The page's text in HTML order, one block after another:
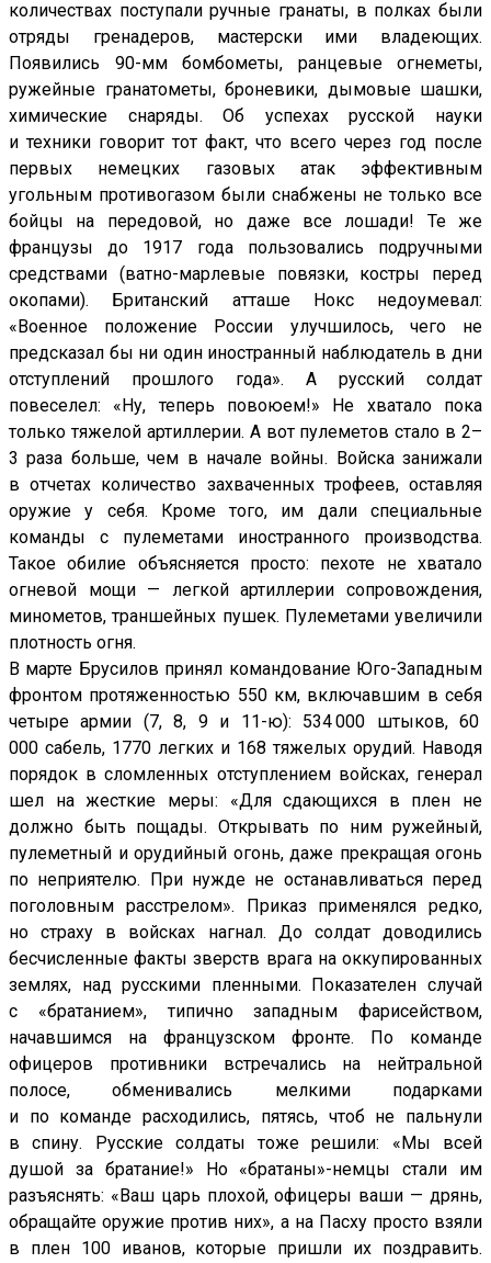
количествах поступали ручные гранаты, в полках были
отряды гренадеров, мастерски ими владеющих.
Появились 90-мм бомбометы, ранцевые огнеметы,
ружейные гранатометы, броневики, дымовые шашки,
химические снаряды. Об успехах русской науки
и техники говорит тот факт, что всего через год после
первых немецких газовых атак эффективным
угольным противогазом были снабжены не только все
бойцы на передовой, но даже все лошади! Те же
французы до 1917 года пользовались подручными
средствами (ватно-марлевые повязки, костры перед
окопами). Британский атташе Нокс недоумевал:
«Военное положение России улучшилось, чего не
предсказал бы ни один иностранный наблюдатель в дни
отступлений прошлого года». А русский солдат
повеселел: «Ну, теперь повоюем!» Не хватало пока
только тяжелой артиллерии. А вот пулеметов стало в 2–
3 раза больше, чем в начале войны. Войска занижали
в отчетах количество захваченных трофеев, оставляя
оружие у себя. Кроме того, им дали специальные
команды с пулеметами иностранного производства.
Такое обилие объясняется просто: пехоте не хватало
огневой мощи — легкой артиллерии сопровождения,
минометов, траншейных пушек. Пулеметами увеличили
плотность огня.
В марте Брусилов принял командование Юго-Западным
фронтом протяженностью 550 км, включавшим в себя
четыре армии (7, 8, 9 и 11-ю): 534 000 штыков, 60
000 сабель, 1770 легких и 168 тяжелых орудий. Наводя
порядок в сломленных отступлением войсках, генерал
шел на жесткие меры: «Для сдающихся в плен не
должно быть пощады. Открывать по ним ружейный,
пулеметный и орудийный огонь, даже прекращая огонь
по неприятелю. При нужде не останавливаться перед
поголовным расстрелом». Приказ применялся редко,
но страху в войсках нагнал. До солдат доводились
бесчисленные факты зверств врага на оккупированных
землях, над русскими пленными. Показателен случай
с «братанием», типично западным фарисейством,
начавшимся на французском фронте. По команде
офицеров противники встречались на нейтральной
полосе, обменивались мелкими подарками
и по команде расходились, пятясь, чтоб не пальнули
в спину. Русские солдаты тоже решили: «Мы всей
душой за братание!» Но «братаны»-немцы стали им
разъяснять: «Ваш царь плохой, офицеры ваши — дрянь,
обращайте оружие против них», а на Пасху просто взяли
в плен 100 иванов, которые пришли их поздравить.